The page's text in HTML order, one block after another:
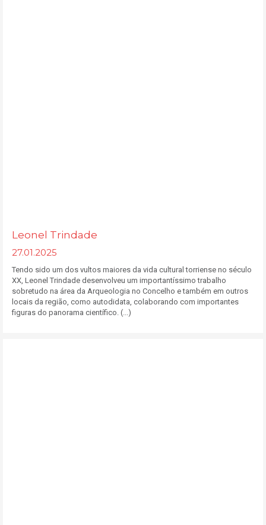
Leonel Trindade
27.01.2025
Tendo sido um dos vultos maiores da vida cultural torriense no século
XX, Leonel Trindade desenvolveu um importantíssimo trabalho
sobretudo na área da Arqueologia no Concelho e também em outros
locais da região, como autodidata, colaborando com importantes
figuras do panorama científico. (...)